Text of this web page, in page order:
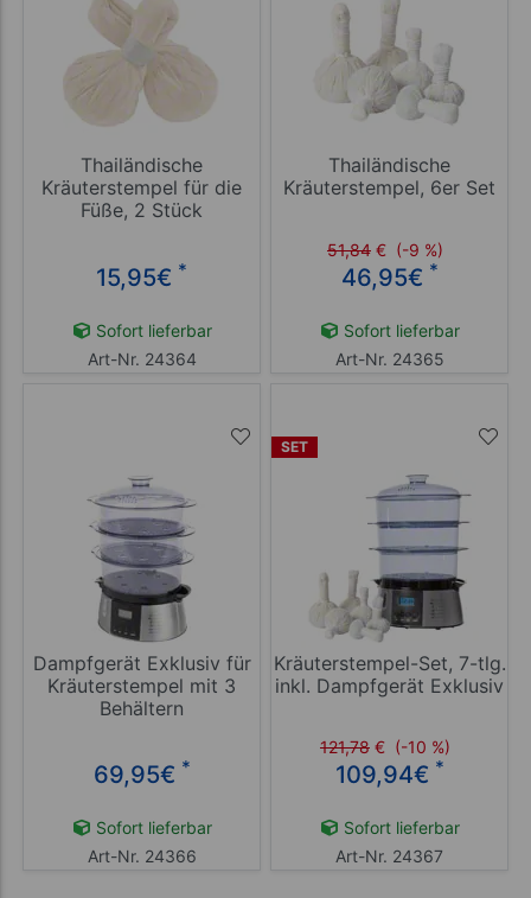
Thailändische
Kräuterstempel für die
Füße, 2 Stück
15,95€ *
Sofort lieferbar
Art-Nr. 24364
Thailändische
Kräuterstempel, 6er Set
51,84 € (-9 %)
46,95€ *
Sofort lieferbar
Art-Nr. 24365
Dampfgerät Exklusiv für
Kräuterstempel mit 3
Behältern
69,95€ *
Sofort lieferbar
Art-Nr. 24366
SET
Kräuterstempel-Set, 7-tlg.
inkl. Dampfgerät Exklusiv
121,78 € (-10 %)
109,94€ *
Sofort lieferbar
Art-Nr. 24367